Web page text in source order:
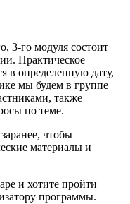
3-го модуля состоит
Практическое
в определенную дату,
мы будем в группе
также
по теме.
чтобы
материалы и
и хотите пройти
программы.